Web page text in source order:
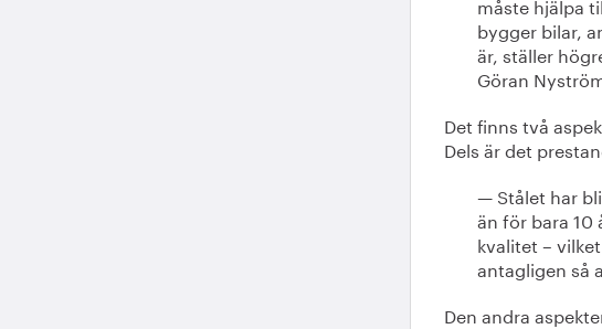
bygger bilar,
är, ställer
Göran
Det finns två
Dels är det
— Stålet har
än för bara 10
kvalitet –
antagligen så
Den andra